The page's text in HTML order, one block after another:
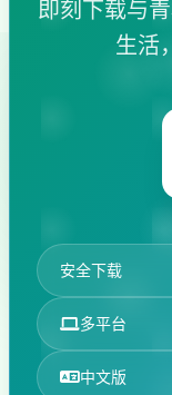
即刻下载与
生活
安全下载
多平台
中文版